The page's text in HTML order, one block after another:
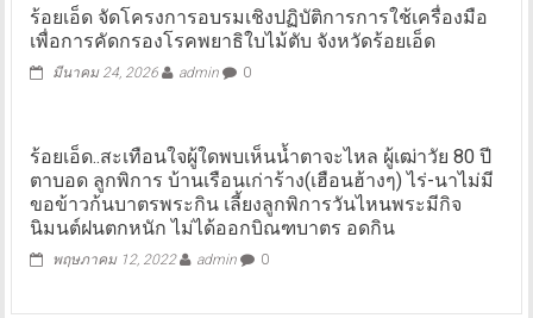
ร้อยเอ็ด จัดโครงการอบรมเชิงปฏิบัติการการใช้เครื่องมือ
เพื่อการคัดกรองโรคพยาธิใบไม้ตับ จังหวัดร้อยเอ็ด
มีนาคม 24, 2026 admin 0
ร้อยเอ็ด..สะเทือนใจผู้ใดพบเห็นน้ำตาจะไหล ผู้เฒ่าวัย 80 ปี
ตาบอด ลูกพิการ บ้านเรือนเก่าร้าง(เฮือนฮ้างๆ) ไร่-นาไม่มี
ขอข้าวก้นบาตรพระกิน เลี้ยงลูกพิการวันไหนพระมีกิจ
นิมนต์ฝนตกหนัก ไม่ได้ออกบิณฑบาตร อดกิน
พฤษภาคม 12, 2022 admin 0